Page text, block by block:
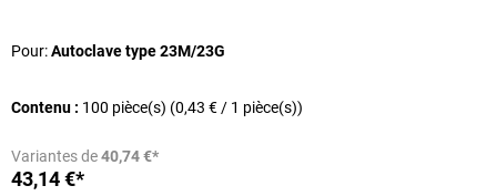
Pour:Autoclave type 23M/23G
Contenu : 100 pièce(s) (0,43 € / 1 pièce(s))
Variantes de40,74 €*
43,14 €*